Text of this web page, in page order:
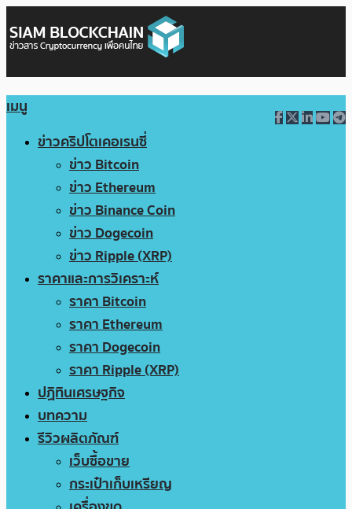
เมนู
ข่าวคริปโตเคอเรนซี่
ข่าว Bitcoin
ข่าว Ethereum
ข่าว Binance Coin
ข่าว Dogecoin
ข่าว Ripple (XRP)
ราคาและการวิเคราะห์
ราคา Bitcoin
ราคา Ethereum
ราคา Dogecoin
ราคา Ripple (XRP)
ปฏิทินเศรษฐกิจ
บทความ
รีวิวผลิตภัณฑ์
เว็บซื้อขาย
กระเป๋าเก็บเหรียญ